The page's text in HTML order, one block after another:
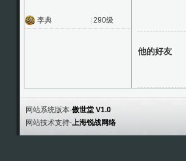
李典 290级
他的好友
网站系统版本-傲世堂 V1.0
网站技术支持-上海锐战网络